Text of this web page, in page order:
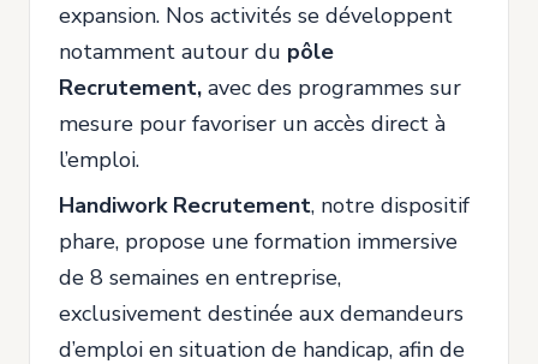
expansion. Nos activités se développent
notamment autour du pôle
Recrutement, avec des programmes sur
mesure pour favoriser un accès direct à
l’emploi.
Handiwork Recrutement, notre dispositif
phare, propose une formation immersive
de 8 semaines en entreprise,
exclusivement destinée aux demandeurs
d’emploi en situation de handicap, afin de